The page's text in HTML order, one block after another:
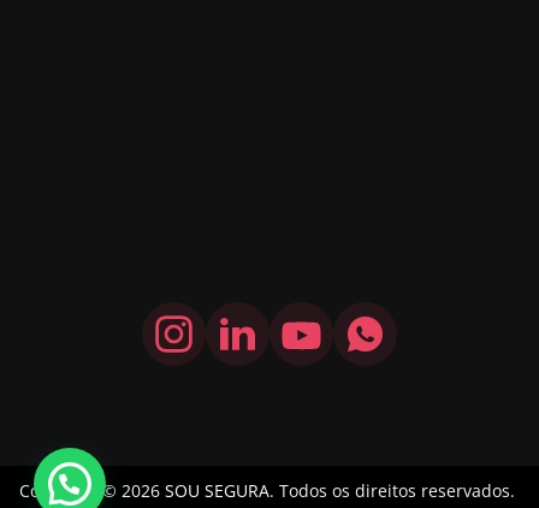
Copyright © 2026 SOU SEGURA. Todos os direitos reservados.